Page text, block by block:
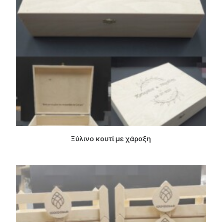
ΔΙΑΒΑΣΤΕ ΠΕΡΙΣΣΟΤΕΡΑ
Ξύλινο κουτί με χάραξη